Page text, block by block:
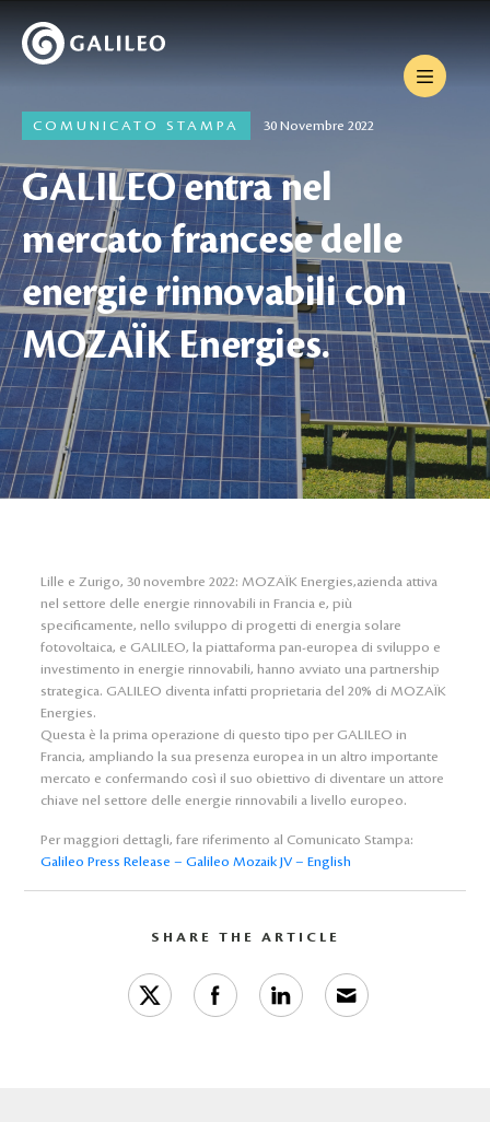
COMUNICATO STAMPA 30 Novembre 2022
GALILEO entra nel
mercato francese delle
energie rinnovabili con
MOZAÏK Energies.
Lille e Zurigo, 30 novembre 2022: MOZAÏK Energies,azienda attiva
nel settore delle energie rinnovabili in Francia e, più
specificamente, nello sviluppo di progetti di energia solare
fotovoltaica, e GALILEO, la piattaforma pan-europea di sviluppo e
investimento in energie rinnovabili, hanno avviato una partnership
strategica. GALILEO diventa infatti proprietaria del 20% di MOZAÏK
Energies.
Questa è la prima operazione di questo tipo per GALILEO in
Francia, ampliando la sua presenza europea in un altro importante
mercato e confermando così il suo obiettivo di diventare un attore
chiave nel settore delle energie rinnovabili a livello europeo.
Per maggiori dettagli, fare riferimento al Comunicato Stampa:
Galileo Press Release – Galileo Mozaik JV – English
SHARE THE ARTICLE